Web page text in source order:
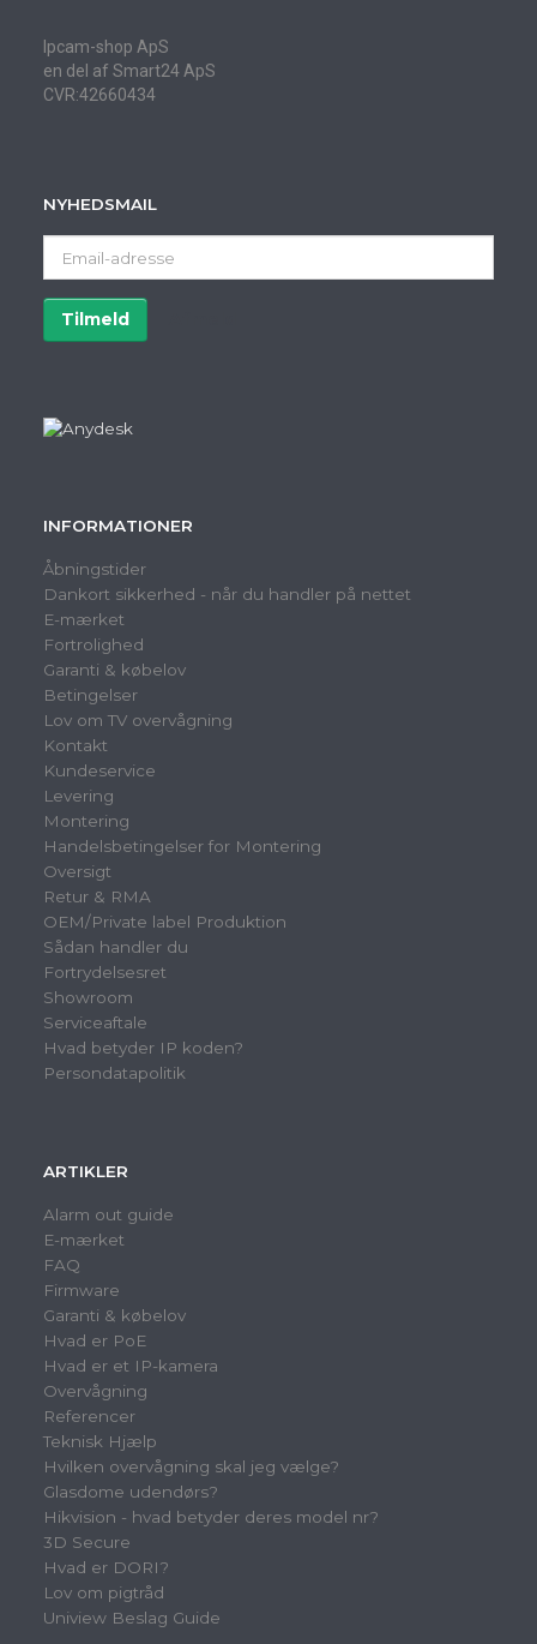
Ipcam-shop ApS
en del af Smart24 ApS
CVR:42660434
NYHEDSMAIL
adresse
Tilmeld
INFORMATIONER
Åbningstider
Dankort sikkerhed - når du handler på nettet
E-mærket
Fortrolighed
Garanti & købelov
Betingelser
Lov om TV overvågning
Kontakt
Kundeservice
Levering
Montering
Handelsbetingelser for Montering
Oversigt
Retur & RMA
OEM/Private label Produktion
Sådan handler du
Fortrydelsesret
Showroom
Serviceaftale
Hvad betyder IP koden?
Persondatapolitik
ARTIKLER
Alarm out guide
E-mærket
FAQ
Firmware
Garanti & købelov
Hvad er PoE
Hvad er et IP-kamera
Overvågning
Referencer
Teknisk Hjælp
Hvilken overvågning skal jeg vælge?
Glasdome udendørs?
Hikvision - hvad betyder deres model nr?
3D Secure
Hvad er DORI?
Lov om pigtråd
Uniview Beslag Guide